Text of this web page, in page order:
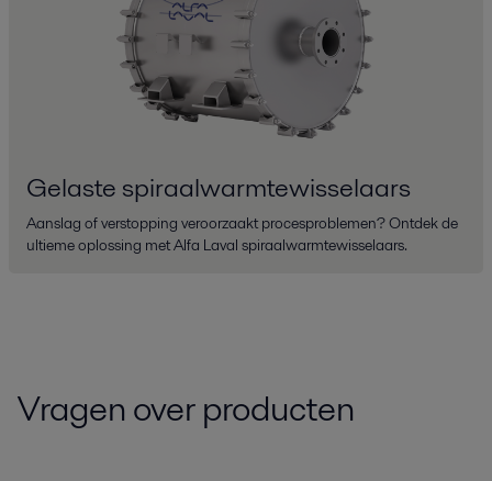
Gelaste spiraalwarmtewisselaars
Aanslag of verstopping veroorzaakt procesproblemen? Ontdek de
ultieme oplossing met Alfa Laval spiraalwarmtewisselaars.
Vragen over producten